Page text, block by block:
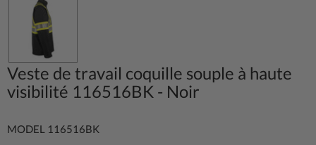
Veste de travail coquille souple à haute
visibilité 116516BK - Noir
MODEL 116516BK